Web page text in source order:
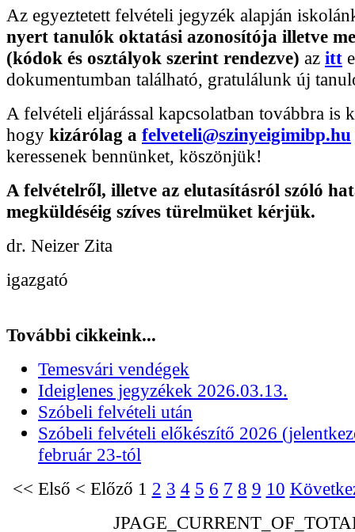
Az egyeztetett felvételi jegyzék alapján
nyert tanulók oktatási azonosítója illetve
(kódok és osztályok szerint rendezve) az itt
dokumentumban található, gratulálunk új
A felvételi eljárással kapcsolatban továbbra is
hogy kizárólag a felveteli@szinyeigimibp.hu
keressenek bennünket, köszönjük!
A felvételről, illetve az elutasításról szóló
megküldéséig szíves türelmüket kérjük.
dr. Neizer Zita
igazgató
További cikkeink...
Temesvári vendégek
Ideiglenes jegyzékek 2026.03.13.
Szóbeli felvételi után
Szóbeli felvételi előkészítő 2026
február 23-tól
<< Első < Előző 1 2 3 4 5 6 7 8 9 10